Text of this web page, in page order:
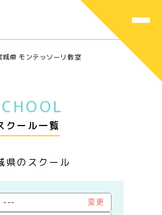
城県 モンテッソーリ教室
クール一覧
県のスクール
---
変更